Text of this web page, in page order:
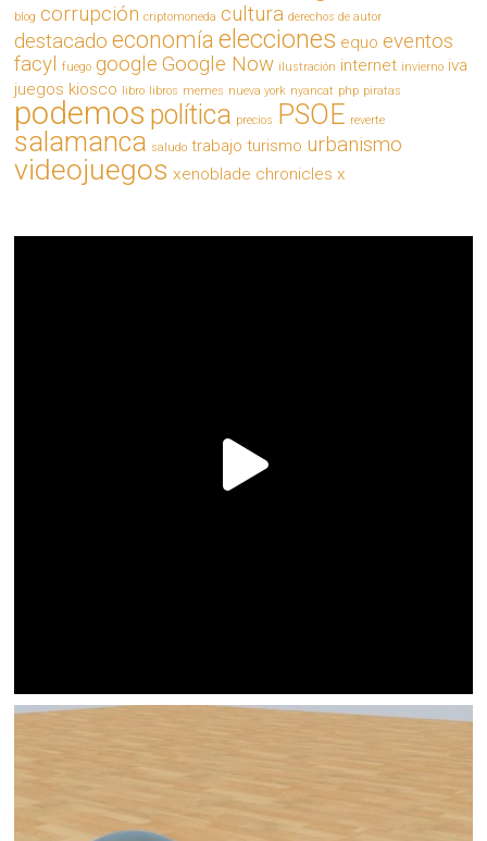
blog corrupción criptomoneda cultura derechos de autor
destacado economía elecciones equo eventos
facyl
fuego google Google Now ilustración internet invierno iva
juegos kiosco libro libros memes nueva york nyancat php piratas
podemos política precios PSOE reverte
salamanca saludo trabajo turismo urbanismo
videojuegos xenoblade chronicles x